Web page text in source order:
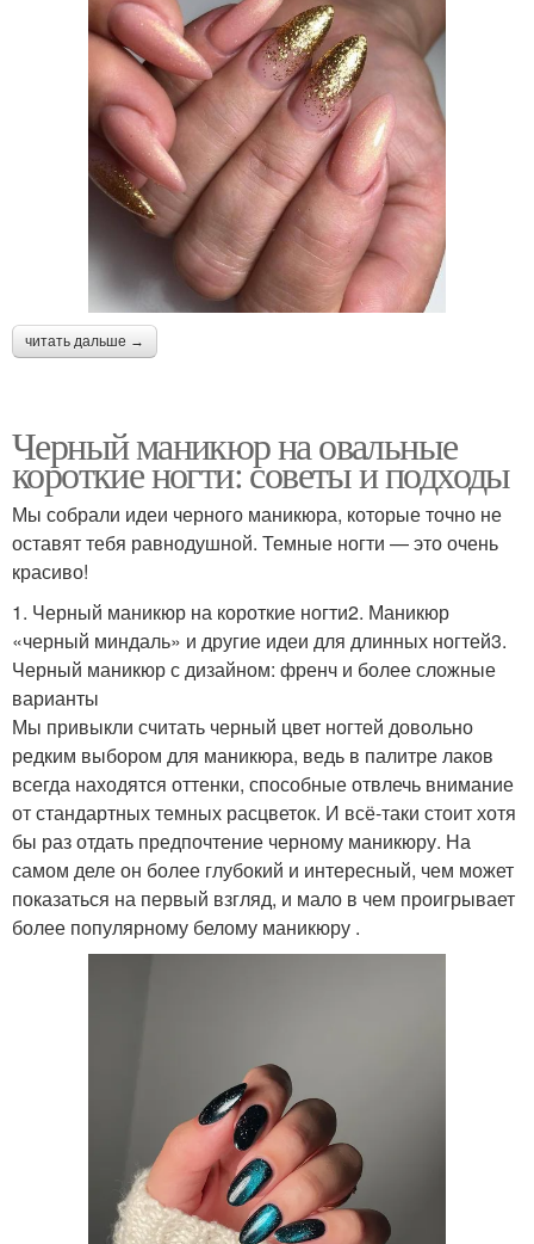
читать дальше →
Черный маникюр на овальные
короткие ногти: советы и подходы
Мы собрали идеи черного маникюра, которые точно не
оставят тебя равнодушной. Темные ногти — это очень
красиво!
1. Черный маникюр на короткие ногти2. Маникюр
«черный миндаль» и другие идеи для длинных ногтей3.
Черный маникюр с дизайном: френч и более сложные
варианты
Мы привыкли считать черный цвет ногтей довольно
редким выбором для маникюра, ведь в палитре лаков
всегда находятся оттенки, способные отвлечь внимание
от стандартных темных расцветок. И всё-таки стоит хотя
бы раз отдать предпочтение черному маникюру. На
самом деле он более глубокий и интересный, чем может
показаться на первый взгляд, и мало в чем проигрывает
более популярному белому маникюру .